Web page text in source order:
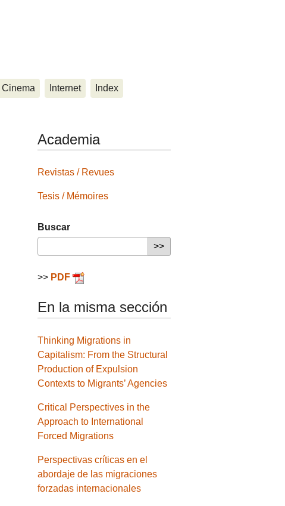
Cinema Internet Index
Academia
Revistas / Revues
Tesis / Mémoires
Buscar
>> PDF
En la misma sección
Thinking Migrations in
Capitalism: From the Structural
Production of Expulsion
Contexts to Migrants’ Agencies
Critical Perspectives in the
Approach to International
Forced Migrations
Perspectivas críticas en el
abordaje de las migraciones
forzadas internacionales